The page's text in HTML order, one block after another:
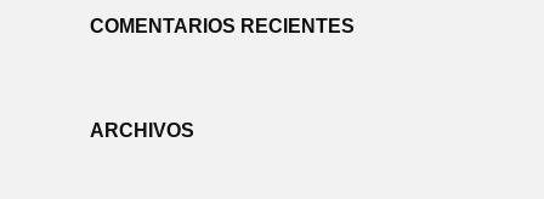
COMENTARIOS RECIENTES
ARCHIVOS